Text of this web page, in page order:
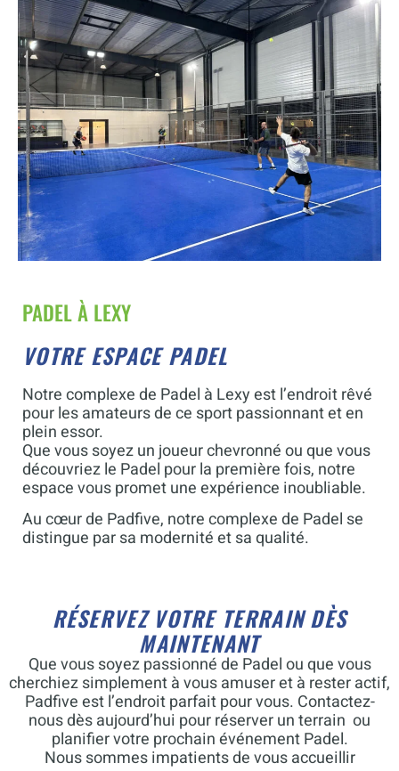
PADEL À LEXY
VOTRE ESPACE PADEL
Notre complexe de Padel à Lexy est l’endroit rêvé
pour les amateurs de ce sport passionnant et en
plein essor.
Que vous soyez un joueur chevronné ou que vous
découvriez le Padel pour la première fois, notre
espace vous promet une expérience inoubliable.
Au cœur de Padfive, notre complexe de Padel se
distingue par sa modernité et sa qualité.
RÉSERVEZ VOTRE TERRAIN DÈS
MAINTENANT
Que vous soyez passionné de Padel ou que vous
cherchiez simplement à vous amuser et à rester actif,
Padfive est l’endroit parfait pour vous. Contactez-
nous dès aujourd’hui pour réserver un terrain ou
planifier votre prochain événement Padel.
Nous sommes impatients de vous accueillir